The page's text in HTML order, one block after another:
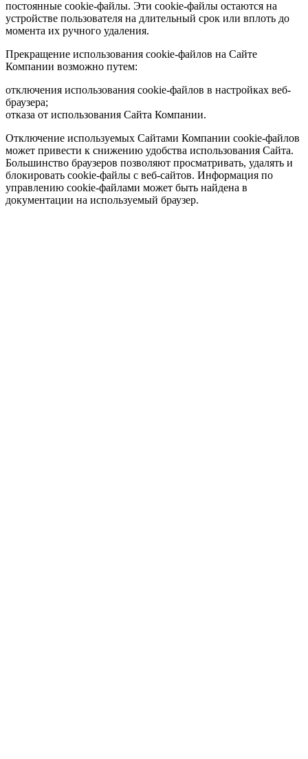
постоянные cookie-файлы. Эти cookie-файлы остаются на
устройстве пользователя на длительный срок или вплоть до
момента их ручного удаления.
Прекращение использования cookie-файлов на Сайте
Компании возможно путем:
отключения использования cookie-файлов в настройках веб-
браузера;
отказа от использования Сайта Компании.
Отключение используемых Сайтами Компании cookie-файлов
может привести к снижению удобства использования Сайта.
Большинство браузеров позволяют просматривать, удалять и
блокировать cookie-файлы c веб-сайтов. Информация по
управлению cookie-файлами может быть найдена в
документации на используемый браузер.